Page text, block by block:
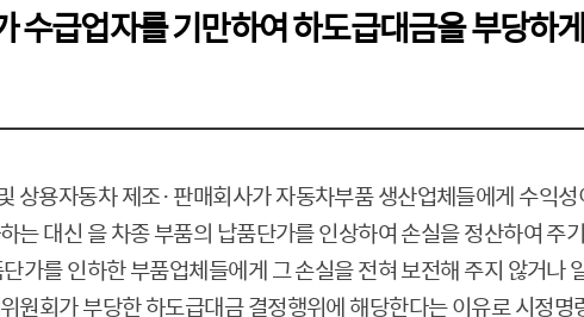
수급업자를 기만하여 하도급대금을 부당하
상용자동차 제조·판매회사가 자동차부품 생산업체들에게 수익
는 대신 을 차종 부품의 납품단가를 인상하여 손실을 정산하여 주
가를 인하한 부품업체들에게 그 손실을 전혀 보전해 주지 않거나
원회가 부당한 하도급대금 결정행위에 해당한다는 이유로 시정명